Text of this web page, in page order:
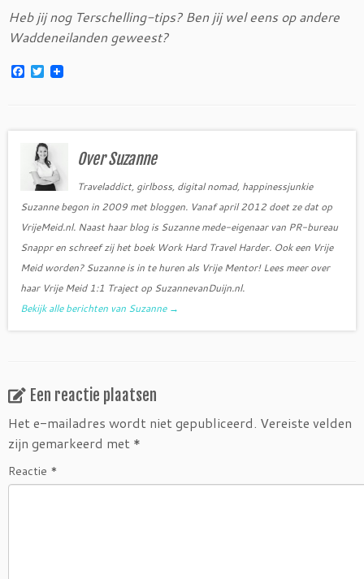
Heb jij nog Terschelling-tips? Ben jij wel eens op andere
Waddeneilanden geweest?
F
o
T
w
e
r
Over Suzanne
Traveladdict, girlboss, digital nomad, happinessjunkie
Suzanne begon in 2009 met bloggen. Vanaf april 2012 doet ze dat op
VrijeMeid.nl. Naast haar blog is Suzanne mede-eigenaar van PR-bureau
Snappr en schreef zij het boek Work Hard Travel Harder. Ook een Vrije
Meid worden? Suzanne is in te huren als Vrije Mentor! Lees meer over
haar Vrije Meid 1:1 Traject op SuzannevanDuijn.nl.
Bekijk alle berichten van Suzanne →
Een reactie plaatsen
Het e-mailadres wordt niet gepubliceerd. Vereiste velden
zijn gemarkeerd met *
Reactie *